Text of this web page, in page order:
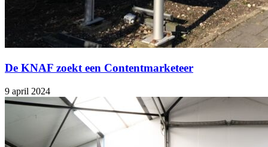
De KNAF zoekt een Contentmarketeer
9 april 2024